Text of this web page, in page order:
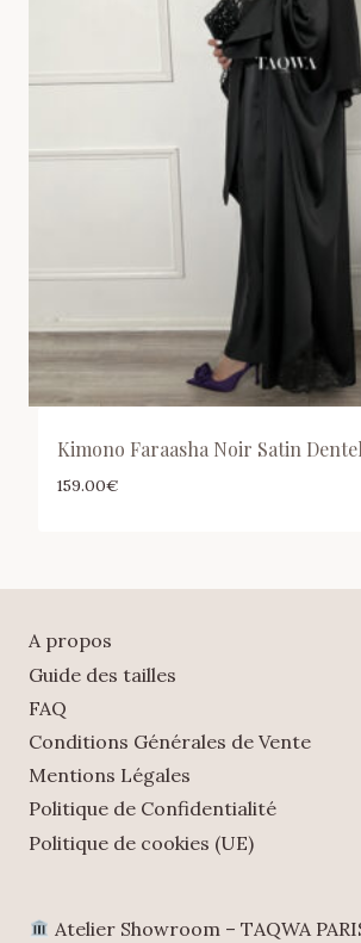
Kimono Faraasha Noir Satin
159.00€
A propos
Guide des tailles
FAQ
Conditions Générales de Vente
Mentions Légales
Politique de Confidentialité
Politique de cookies (UE)
Atelier Showroom – TAQWA